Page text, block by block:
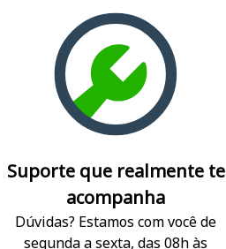
Suporte que realmente te
acompanha
Dúvidas? Estamos com você de
segunda a sexta, das 08h às